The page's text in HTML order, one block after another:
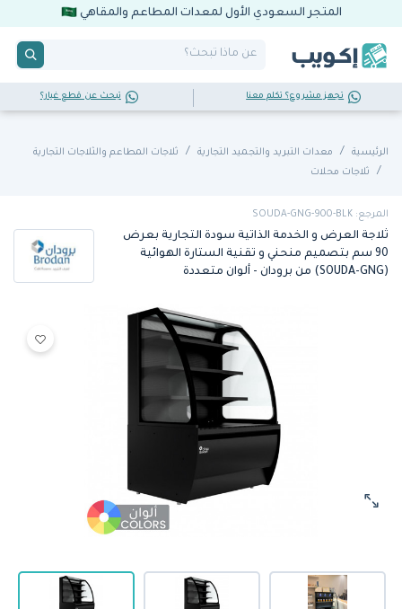
المتجر السعودي الأول لمعدات المطاعم والمقاهي
تجهز مشروع؟ تكلم معنا تبحث عن قطع غيار؟
الرئيسية معدات التبريد والتجميد التجارية
ثلاجات المطاعم والثلاجات التجارية
ثلاجات محلات
المرجع: SOUDA-GNG-900-BLK
ثلاجة العرض و الخدمة الذاتية سودة التجارية بعرض
90 سم بتصميم منحني و تقنية الستارة الهوائية
(SOUDA-GNG) من برودان - ألوان متعددة